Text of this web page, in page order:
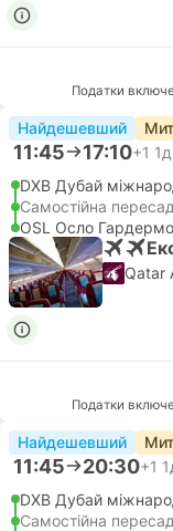
Податки
Найдешевший
11:45 17:10+1
DXB Дубай
Самостійна
OSL Осло
Qatar
Податки
Найдешевший
11:45 20:30+1
DXB Дубай
Самостійна